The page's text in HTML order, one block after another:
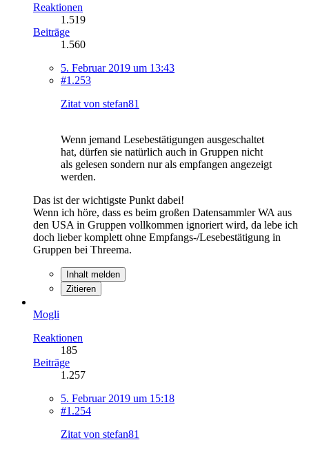
Reaktionen
1.519
Beiträge
1.560
5. Februar 2019 um 13:43
#1.253
Zitat von stefan81
Wenn jemand Lesebestätigungen ausgeschaltet
hat, dürfen sie natürlich auch in Gruppen nicht
als gelesen sondern nur als empfangen angezeigt
werden.
Das ist der wichtigste Punkt dabei!
Wenn ich höre, dass es beim großen Datensammler WA aus
den USA in Gruppen vollkommen ignoriert wird, da lebe ich
doch lieber komplett ohne Empfangs-/Lesebestätigung in
Gruppen bei Threema.
Inhalt melden
Zitieren
Mogli
Reaktionen
185
Beiträge
1.257
5. Februar 2019 um 15:18
#1.254
Zitat von stefan81